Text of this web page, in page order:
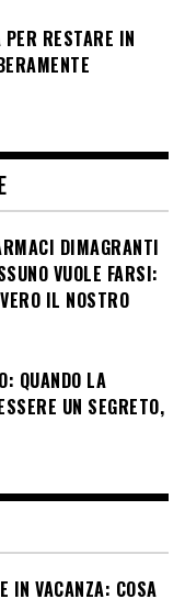
RESTARE IN
DIMAGRANTI
VUOLE FARSI:
IL NOSTRO
QUANDO LA
UN SEGRETO,
IN VACANZA: COSA